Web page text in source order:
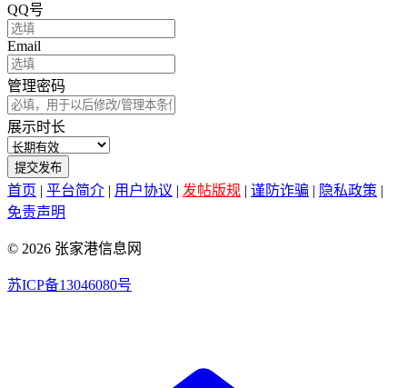
QQ号
Email
管理密码
展示时长
提交发布
首页 | 平台简介 | 用户协议 | 发帖版规 | 谨防诈骗 | 隐私政策 |
免责声明
© 2026 张家港信息网
苏ICP备13046080号